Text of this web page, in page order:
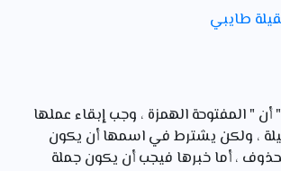
طايبي
" المفتوحة الهمزة ، وجب إبقاء عملها
، ولكن يشترط في اسمها أن يكون
، أما خبرها فيجب أن يكون جملة